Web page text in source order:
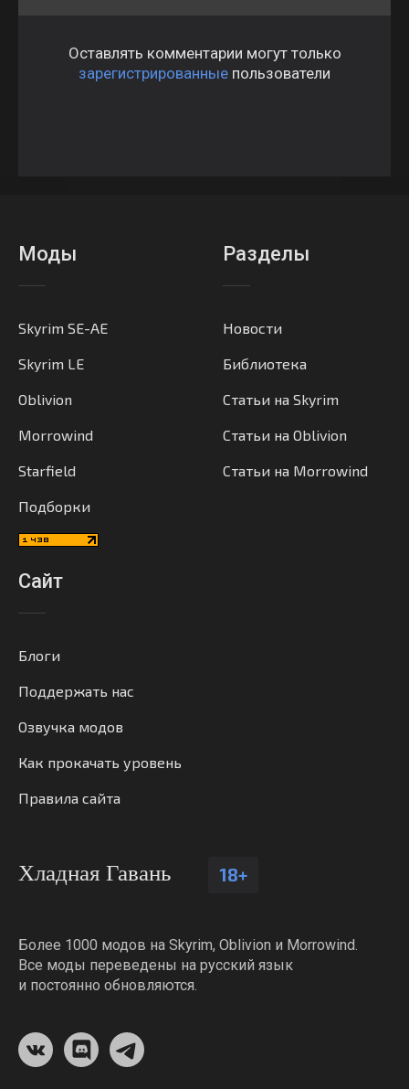
Оставлять комментарии могут только
зарегистрированные пользователи
Моды
Skyrim SE-AE
Skyrim LE
Oblivion
Morrowind
Starfield
Подборки
Разделы
Новости
Библиотека
Статьи на Skyrim
Статьи на Oblivion
Статьи на Morrowind
Сайт
Блоги
Поддержать нас
Озвучка модов
Как прокачать уровень
Правила сайта
Хладная Гавань 18+
Более 1000 модов на Skyrim, Oblivion и Morrowind.
Все моды переведены на русский язык
и постоянно обновляются.